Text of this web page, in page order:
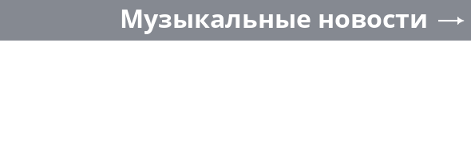
Музыкальные новости